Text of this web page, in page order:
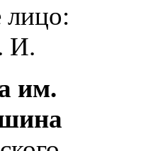
лицо:
И.
им.